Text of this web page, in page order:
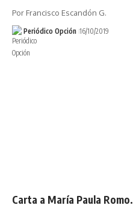
Por Francisco Escandón G.
Periódico Opción 16/10/2019
Carta a María Paula Romo.